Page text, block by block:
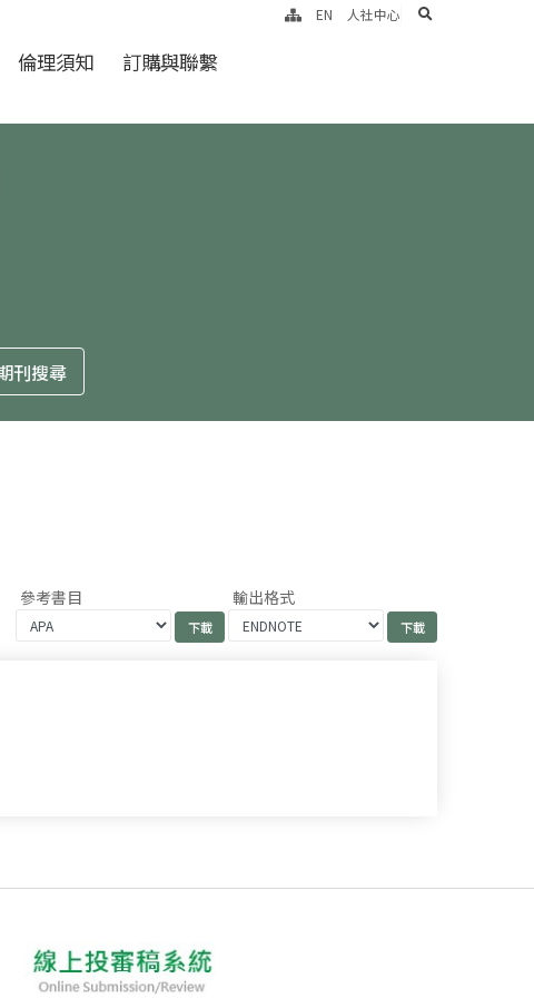
倫理須知 訂購與聯繫
EN 人社中心 search
參考書目 輸出格式